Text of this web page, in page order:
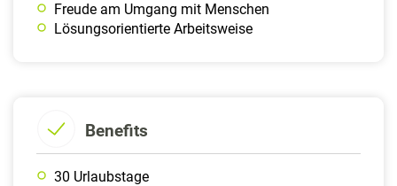
Freude am Umgang mit Menschen
Lösungsorientierte Arbeitsweise
Benefits
30 Urlaubstage